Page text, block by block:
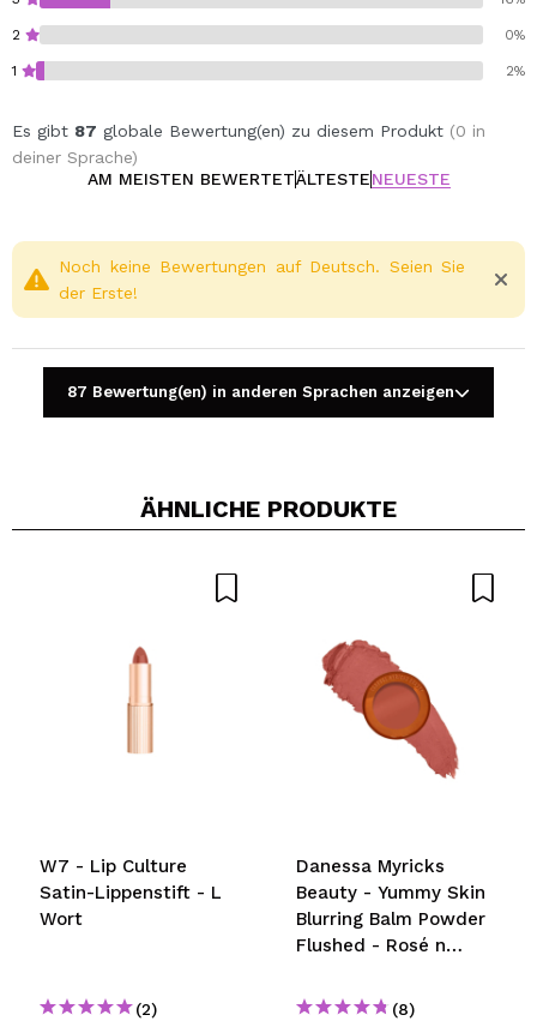
2 0%
1 2%
Es gibt 87 globale Bewertung(en) zu diesem Produkt (0 in
deiner Sprache)
AM MEISTEN BEWERTETÄLTESTENEUESTE
Ein Video oder Foto teilen
5/5
Noch keine Bewertungen auf Deutsch. Seien Sie
der Erste!
87 Bewertung(en) in anderen Sprachen anzeigen
ÄHNLICHE PRODUKTE
W7 - Lip Culture
Satin-Lippenstift - L
Wort
(2)
Danessa Myricks
Beauty - Yummy Skin
Blurring Balm Powder
Flushed - Rosé n
(8)